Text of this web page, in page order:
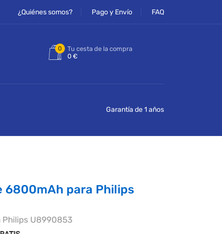
¿Quiénes somos? Pago y Envío FAQ
0
Tu cesta de la compra
0 €
Garantía de 1 años
6800mAh para Philips
Philips U8990853